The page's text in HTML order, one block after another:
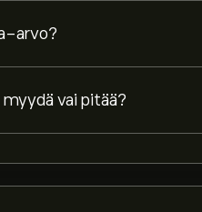
arvo?
vai pitää?